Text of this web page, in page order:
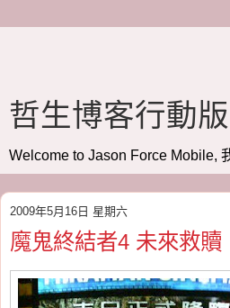
哲生博客行動版
Welcome to Jason Force Mobile,
2009年5月16日 星期六
魔鬼終結者4 未來救贖